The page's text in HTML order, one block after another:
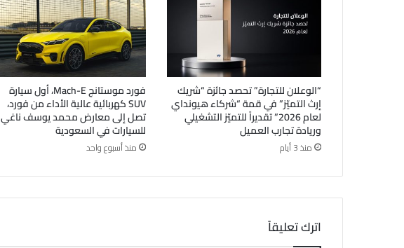
“الوعلان للتجارة” تحصد جائزة “شريك
إرث التميّز” في قمة “شركاء هيونداي
لعام 2026” تقديراً للتميّز التشغيلي
وريادة تجارب العميل
منذ 3 أيام
فورد موستانج Mach-E، أول سيارة
SUV كهربائية عالية الأداء من فورد،
تصل إلى معارض محمد يوسف ناغي
للسيارات في السعودية
منذ أسبوع واحد
اترك تعليقاً